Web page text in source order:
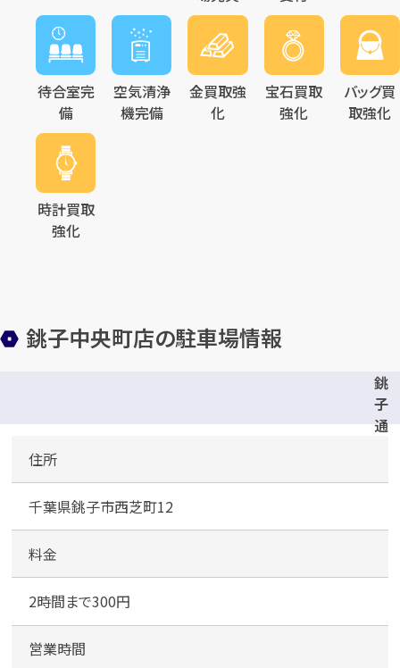
待合室完
備
空気清浄
機完備
金買取強
化
宝石買取
強化
バッグ買
取強化
時計買取
強化
銚子中央町店の駐車場情報
銚
子
通
前
二
車
住所
千葉県銚子市西芝町12
料金
2時間まで300円
営業時間